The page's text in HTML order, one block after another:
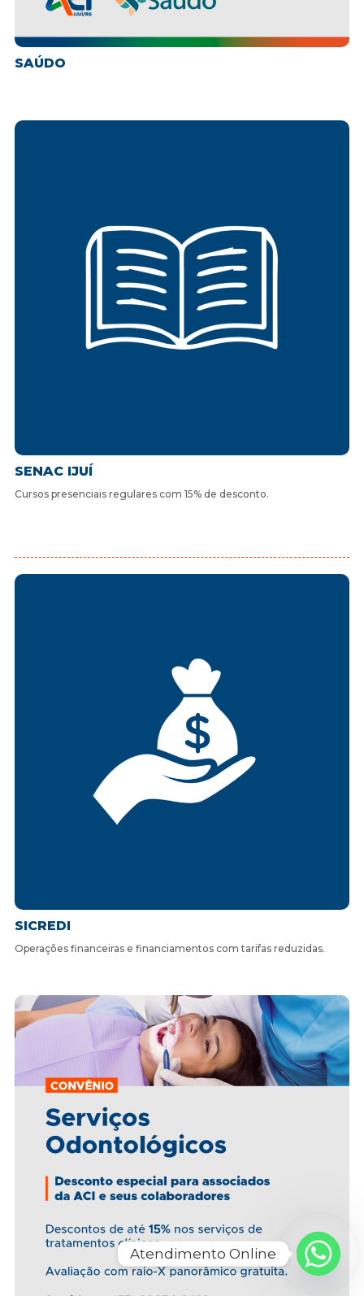
SAÚDO
SENAC IJUÍ
Cursos presenciais regulares com 15% de desconto.
SICREDI
Operações financeiras e financiamentos com tarifas reduzidas.
Atendimento Online